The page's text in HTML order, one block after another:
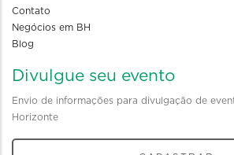
Contato
Negócios em BH
Blog
Divulgue seu evento
Envio de informações para divulgação de
Horizonte